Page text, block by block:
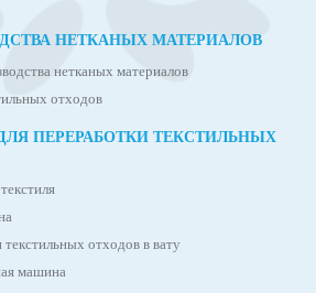
НЕТКАНЫХ МАТЕРИАЛОВ
нетканых материалов
отходов
ПЕРЕРАБОТКИ ТЕКСТИЛЬНЫХ
отходов в вату
машина